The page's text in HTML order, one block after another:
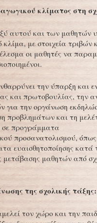
κλίματος στη
αυτού και των μαθητών
με στοιχεία τριβών
οι μαθητές να
την ύπαρξη και
και πρωτοβουλίας, την
για την οργάνωση
προβλημάτων και τη
σε προγράμματα
προσανατολισμού,
ευαισθητοποίησης κατά
μετάβασης μαθητών από
της σχολικής τάξης:
τον χώρο και την